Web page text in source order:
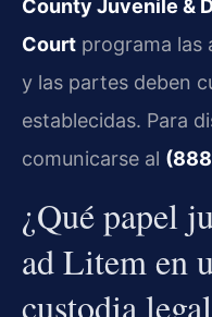
County Juvenile &
Court programa las
y las partes deben
establecidas. Para
comunicarse al
¿Qué papel
ad Litem en
custodia